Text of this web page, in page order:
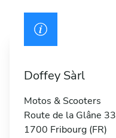
Permis de conduire
Doffey Sàrl
Motos & Scooters
Route de la Glâne 33
1700 Fribourg (FR)